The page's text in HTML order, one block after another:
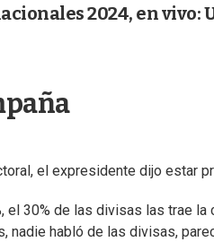
2024, en vivo:
el expresidente dijo estar
el 30% de las divisas las trae
nadie habló de las divisas,